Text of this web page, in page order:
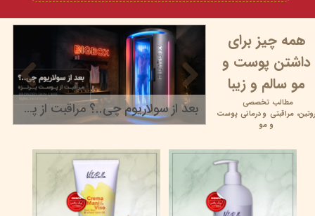
بعد از سولاریوم چی..؟ مراقبت از پوست برنزه
همه چیز برای
داشتن پوست و
مو سالم و زیبا
روتین،مراقبتی ودرمانی پوست
و مو